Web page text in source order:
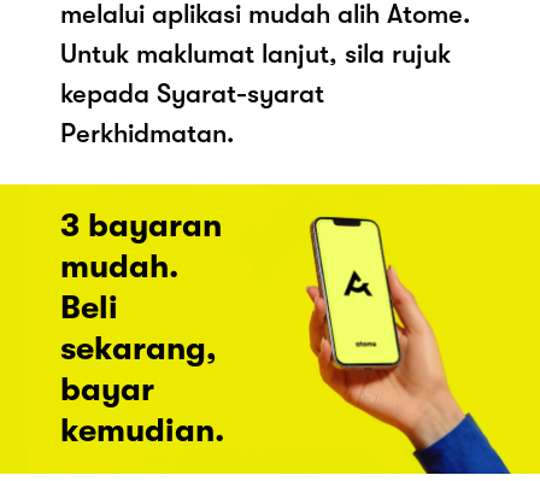
melalui aplikasi mudah alih Atome.
Untuk maklumat lanjut, sila rujuk
kepada Syarat-syarat
Perkhidmatan.
3 bayaran
mudah.
Beli
sekarang,
bayar
kemudian.